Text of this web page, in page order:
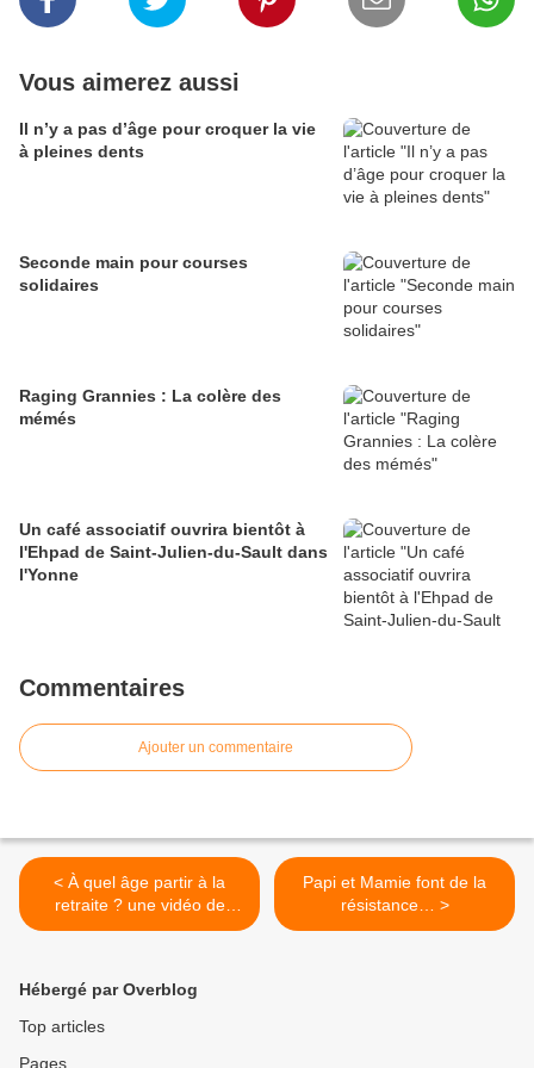
Vous aimerez aussi
Il n’y a pas d’âge pour croquer la vie
à pleines dents
Seconde main pour courses
solidaires
Raging Grannies : La colère des
mémés
Un café associatif ouvrira bientôt à
l'Ehpad de Saint-Julien-du-Sault dans
l'Yonne
Commentaires
Ajouter un commentaire
< À quel âge partir à la
retraite ? une vidéo de
Notre Temps
Papi et Mamie font de la
résistance… >
Hébergé par Overblog
Top articles
Pages